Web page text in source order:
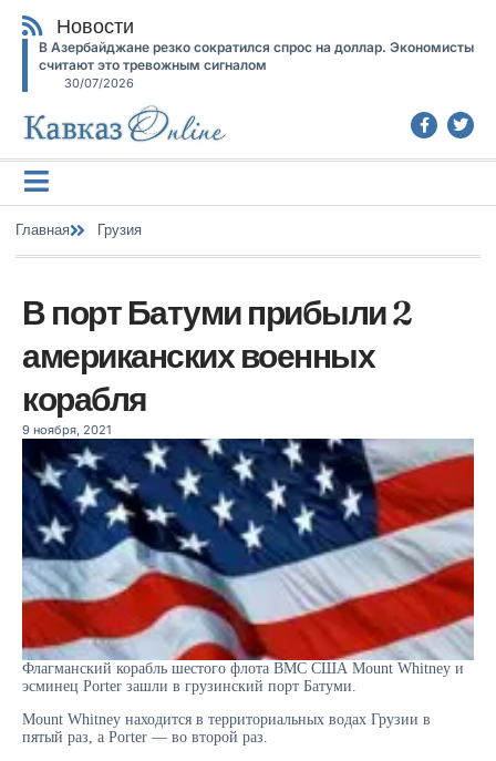
Новости
В Азербайджане резко сократился спрос на доллар. Экономисты
считают это тревожным сигналом
30/07/2026
Главная Грузия
В порт Батуми прибыли 2
американских военных
корабля
9 ноября, 2021
Флагманский корабль шестого флота ВМС США Mount Whitney и
эсминец Porter зашли в грузинский порт Батуми.
Mount Whitney находится в территориальных водах Грузии в
пятый раз, а Porter — во второй раз.